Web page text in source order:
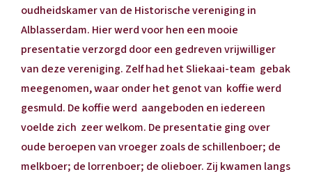
oudheidskamer van de Historische vereniging in
Alblasserdam. Hier werd voor hen een mooie
presentatie verzorgd door een gedreven vrijwilliger
van deze vereniging. Zelf had het Sliekaai-team gebak
meegenomen, waar onder het genot van koffie werd
gesmuld. De koffie werd aangeboden en iedereen
voelde zich zeer welkom. De presentatie ging over
oude beroepen van vroeger zoals de schillenboer; de
melkboer; de lorrenboer; de olieboer. Zij kwamen langs